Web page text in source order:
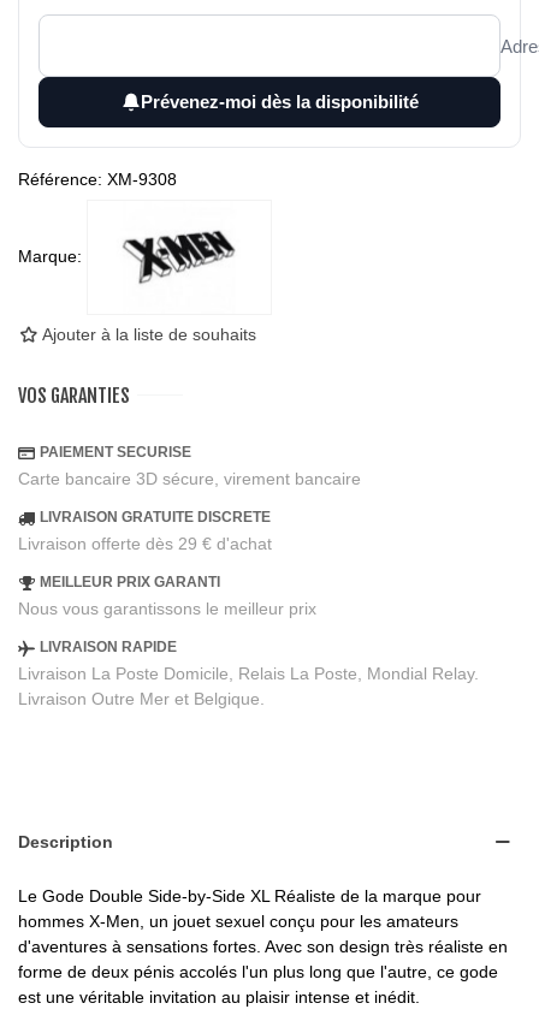
Prévenez-moi dès la disponibilité
Référence: XM-9308
Marque:
Ajouter à la liste de souhaits
VOS GARANTIES
PAIEMENT SECURISE
Carte bancaire 3D sécure, virement bancaire
LIVRAISON GRATUITE DISCRETE
Livraison offerte dès 29 € d'achat
MEILLEUR PRIX GARANTI
Nous vous garantissons le meilleur prix
LIVRAISON RAPIDE
Livraison La Poste Domicile, Relais La Poste, Mondial Relay.
Livraison Outre Mer et Belgique.
Description
Le Gode Double Side-by-Side XL Réaliste de la marque pour
hommes X-Men, un jouet sexuel conçu pour les amateurs
d'aventures à sensations fortes. Avec son design très réaliste en
forme de deux pénis accolés l'un plus long que l'autre, ce gode
est une véritable invitation au plaisir intense et inédit.